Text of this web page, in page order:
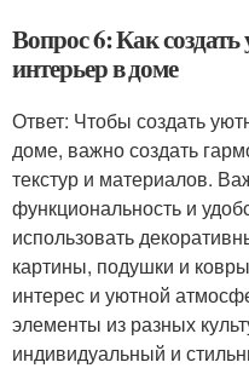
Вопрос 6: Как
интерьер в доме
Ответ: Чтобы создать
доме, важно создать
текстур и материалов.
функциональность и
использовать
картины, подушки и
интерес и уютной
элементы из разных
индивидуальный и